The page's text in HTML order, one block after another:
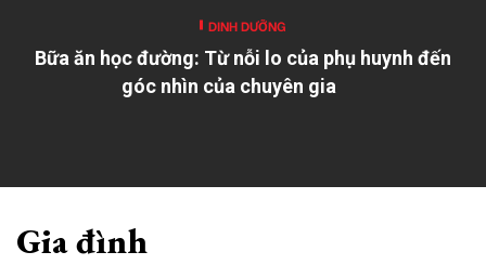
DINH DƯỠNG
Bữa ăn học đường: Từ nỗi lo của phụ huynh đến
góc nhìn của chuyên gia
Gia đình